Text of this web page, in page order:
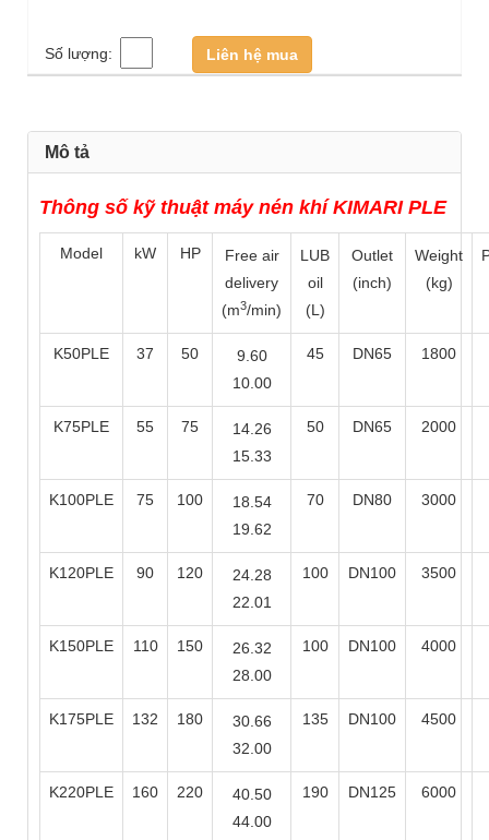
Số lượng: Liên hệ mua
Mô tả
Thông số kỹ thuật máy nén khí KIMARI PLE
Model kW HP
Free air
delivery
(m3/min)
LUB
oil
(L)
Outlet
(inch)
Weight
(kg)
K50PLE 37 50
9.60
10.00
45 DN65 1800
K75PLE 55 75
14.26
15.33
50 DN65 2000
K100PLE 75 100
18.54
19.62
70 DN80 3000
K120PLE 90 120
24.28
22.01
100 DN100 3500
K150PLE 110 150
26.32
28.00
100 DN100 4000
K175PLE 132 180
30.66
32.00
135 DN100 4500
K220PLE 160 220
40.50
44.00
190 DN125 6000